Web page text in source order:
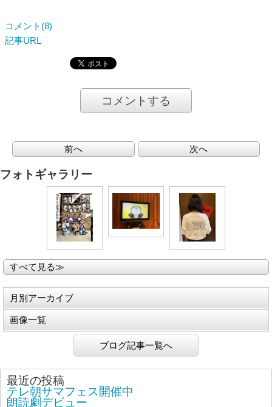
コメント(8)
記事URL
コメントする
前へ 次へ
フォトギャラリー
すべて見る≫
月別アーカイブ
画像一覧
ブログ記事一覧へ
最近の投稿
テレ朝サマフェス開催中
朗読劇デビュー